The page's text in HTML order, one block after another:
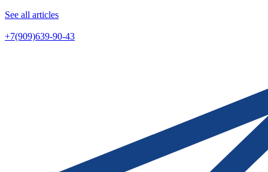
See all articles
+7(909)639-90-43